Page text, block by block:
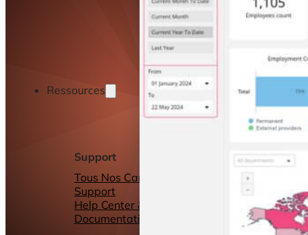
Ressources
Support
Tous Nos Canaux de
Support
Help Center &
Documentation
Autres
Tableaux de
Rapports
Connecteurs
Webinars